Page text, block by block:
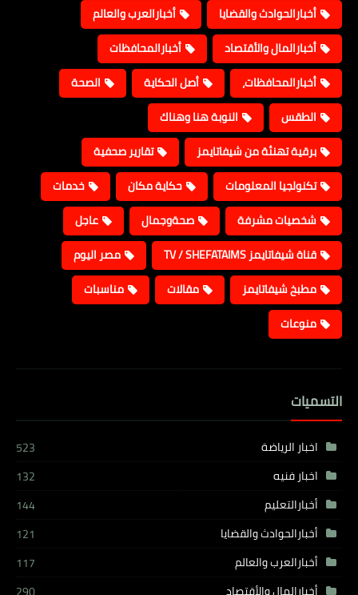
أخبارالحوادث والقضايا
أخبارالعرب والعالم
أخبارالمال والأقتصاد
أخبارالمحافظات
أخبارالمحافظات،
أصل الحكاية
الصحة
الطقس
النوبة هنا وهناك
برقية تهنئة من شيفاتايمز
تقارير صحفية
تكنولجيا المعلومات
حكاية مكان
خدمات
شخصيات مشرفة
صحةوجمال
عاجل
قناة شيفاتايمز TV / SHEFATAIMS
مصر اليوم
مطبخ شيفاتايمز
مقالات
مناسبات
منوعات
التسميات
اخبار الرياضة
523
اخبار فنيه
132
أخبارالتعليم
144
أخبارالحوادث والقضايا
121
أخبارالعرب والعالم
117
أخبارالمال والأقتصاد